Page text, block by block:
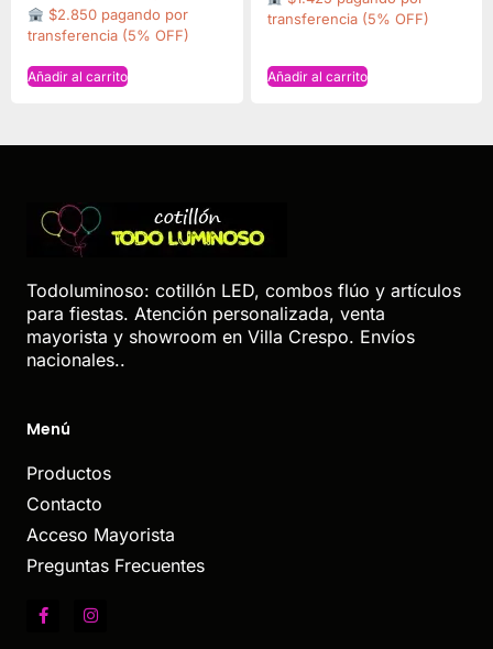
$2.850 pagando por
transferencia (5% OFF)
Añadir al carrito
transferencia (5% OFF)
Añadir al carrito
Todoluminoso: cotillón LED, combos flúo y artículos
para fiestas. Atención personalizada, venta
mayorista y showroom en Villa Crespo. Envíos
nacionales..
Menú
Productos
Contacto
Acceso Mayorista
Preguntas Frecuentes